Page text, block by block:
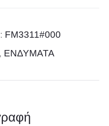
FM3311#000
ΕΝΔΥΜΑΤΑ